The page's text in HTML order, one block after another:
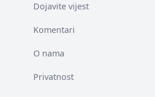
Dojavite vijest
Komentari
O nama
Privatnost